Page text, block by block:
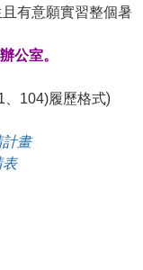
有意願實習整個暑
公室。
、104)履歷格式)
計畫
表